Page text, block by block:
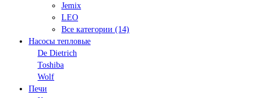
Jemix
LEO
Все категории (14)
Насосы тепловые
De Dietrich
Toshiba
Wolf
Печи